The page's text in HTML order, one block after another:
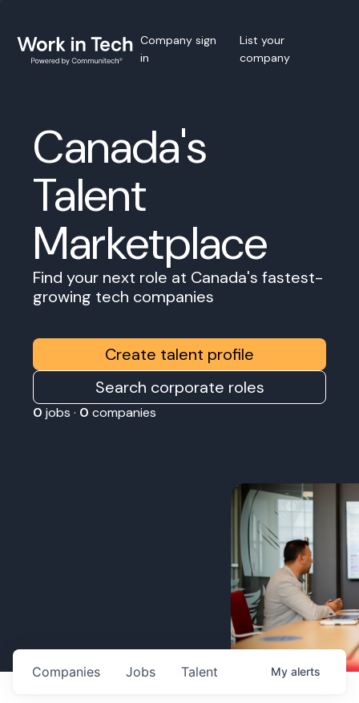
Company sign
in
List your
company
Canada's
Talent
Marketplace
Find your next role at Canada's fastest-
growing tech companies
Create talent profile
Search corporate roles
0 jobs · 0 companies
Jobs
Companies Talent My alerts